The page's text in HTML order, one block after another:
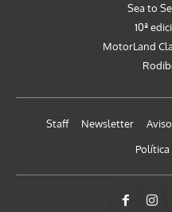
Sea to
10ª
MotorLand
Staff Newsletter